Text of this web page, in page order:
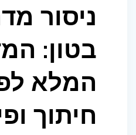
ניסור
בטון:
המלא
חיתוך